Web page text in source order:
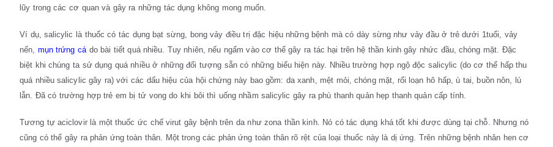
lũy trong các cơ quan và gây ra những tác dụng không mong muốn.
Ví dụ, salicylic là thuốc có tác dụng bạt sừng, bong vảy điều trị đặc hiệu những bệnh mà có dày sừng như vảy đầu ở trẻ dưới 1tuổi, vảy
nến, mụn trứng cá do bài tiết quá nhiều. Tuy nhiên, nếu ngấm vào cơ thể gây ra tác hại trên hệ thần kinh gây nhức đầu, chóng mặt. Đặc
biệt khi chúng ta sử dụng quá nhiều ở những đối tượng sẵn có những biểu hiện này. Nhiều trường hợp ngộ độc salicylic (do cơ thể hấp thu
quá nhiều salicylic gây ra) với các dấu hiệu của hội chứng này bao gồm: da xanh, mệt mỏi, chóng mặt, rối loạn hô hấp, ù tai, buồn nôn, lú
lẫn. Đã có trường hợp trẻ em bị tử vong do khi bôi thì uống nhầm salicylic gây ra phù thanh quản hẹp thanh quản cấp tính.
Tương tự aciclovir là một thuốc ức chế virut gây bệnh trên da như zona thần kinh. Nó có tác dụng khá tốt khi được dùng tại chỗ. Nhưng nó
cũng có thể gây ra phản ứng toàn thân. Một trong các phản ứng toàn thân rõ rệt của loại thuốc này là dị ứng. Trên những bệnh nhân hen cơ